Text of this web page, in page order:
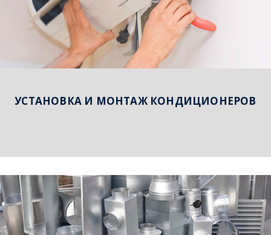
УСТАНОВКА И МОНТАЖ КОНДИЦИОНЕРОВ